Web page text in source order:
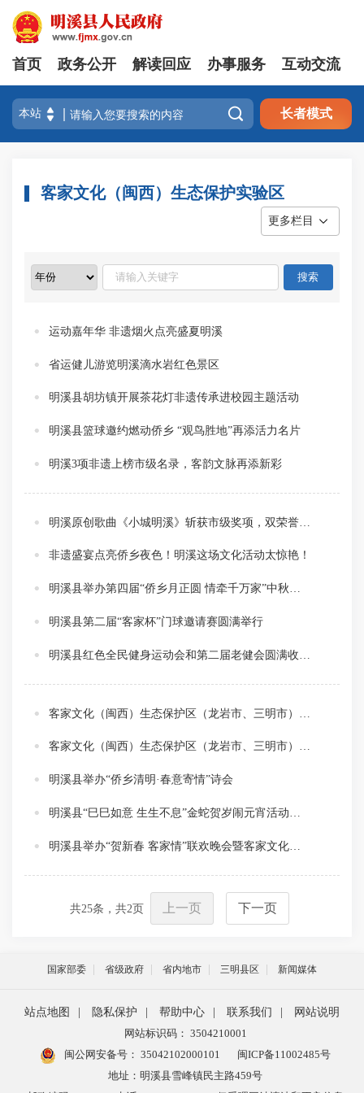
首页 政务公开 解读回应 办事服务 互动交流
 长者模式
客家文化（闽西）生态保护实验区
更多栏目
运动嘉年华 非遗烟火点亮盛夏明溪
省运健儿游览明溪滴水岩红色景区
明溪县胡坊镇开展茶花灯非遗传承进校园主题活动
明溪县篮球邀约燃动侨乡 “观鸟胜地”再添活力名片
明溪3项非遗上榜市级名录，客韵文脉再添新彩
非遗盛宴点亮侨乡夜色！明溪这场文化活动太惊艳！
明溪县举办第四届“侨乡月正圆 情牵千万家”中秋音舞诗会
明溪县第二届“客家杯”门球邀请赛圆满举行
客家文化（闽西）生态保护区（龙岩市、三明市）入选国家级文化生态保护区
明溪县举办“侨乡清明·春意寄情”诗会
共25条，共2页 上一页 下一页
国家部委 省级政府 省内地市 三明县区 新闻媒体
站点地图 | 隐私保护 | 帮助中心 | 联系我们 |
网站说明
网站标识码： 3504210001
闽公网安备号： 35042102000101
闽ICP备11002485号
地址：明溪县雪峰镇民主路459号